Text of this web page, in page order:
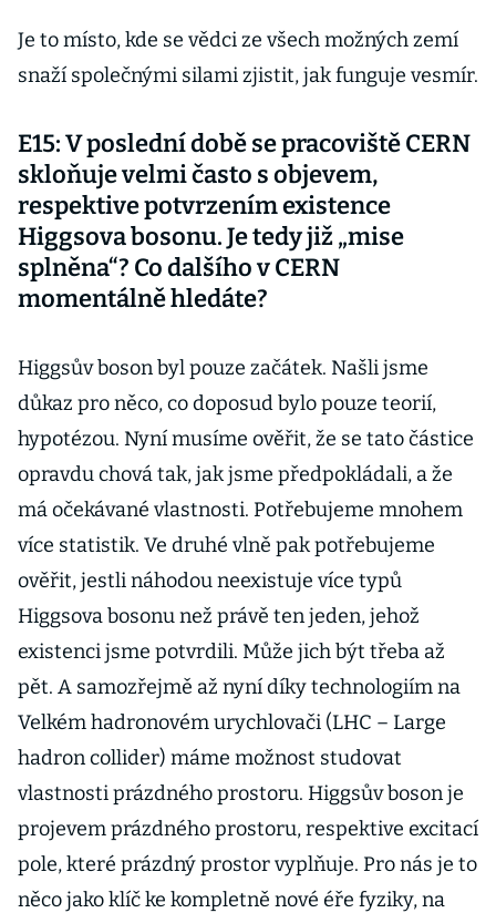
Je to místo, kde se vědci ze všech možných zemí
snaží společnými silami zjistit, jak funguje vesmír.
E15: V poslední době se pracoviště CERN
skloňuje velmi často s objevem,
respektive potvrzením existence
Higgsova bosonu. Je tedy již „mise
splněna“? Co dalšího v CERN
momentálně hledáte?
Higgsův boson byl pouze začátek. Našli jsme
důkaz pro něco, co doposud bylo pouze teorií,
hypotézou. Nyní musíme ověřit, že se tato částice
opravdu chová tak, jak jsme předpokládali, a že
má očekávané vlastnosti. Potřebujeme mnohem
více statistik. Ve druhé vlně pak potřebujeme
ověřit, jestli náhodou neexistuje více typů
Higgsova bosonu než právě ten jeden, jehož
existenci jsme potvrdili. Může jich být třeba až
pět. A samozřejmě až nyní díky technologiím na
Velkém hadronovém urychlovači (LHC – Large
hadron collider) máme možnost studovat
vlastnosti prázdného prostoru. Higgsův boson je
projevem prázdného prostoru, respektive excitací
pole, které prázdný prostor vyplňuje. Pro nás je to
něco jako klíč ke kompletně nové éře fyziky, na